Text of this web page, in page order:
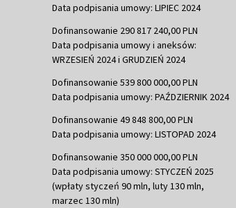
Data podpisania umowy: LIPIEC 2024
Dofinansowanie 290 817 240,00 PLN
Data podpisania umowy i aneksów:
WRZESIEŃ 2024 i GRUDZIEŃ 2024
Dofinansowanie 539 800 000,00 PLN
Data podpisania umowy: PAŹDZIERNIK 2024
Dofinansowanie 49 848 800,00 PLN
Data podpisania umowy: LISTOPAD 2024
Dofinansowanie 350 000 000,00 PLN
Data podpisania umowy: STYCZEŃ 2025
(wpłaty styczeń 90 mln, luty 130 mln,
marzec 130 mln)